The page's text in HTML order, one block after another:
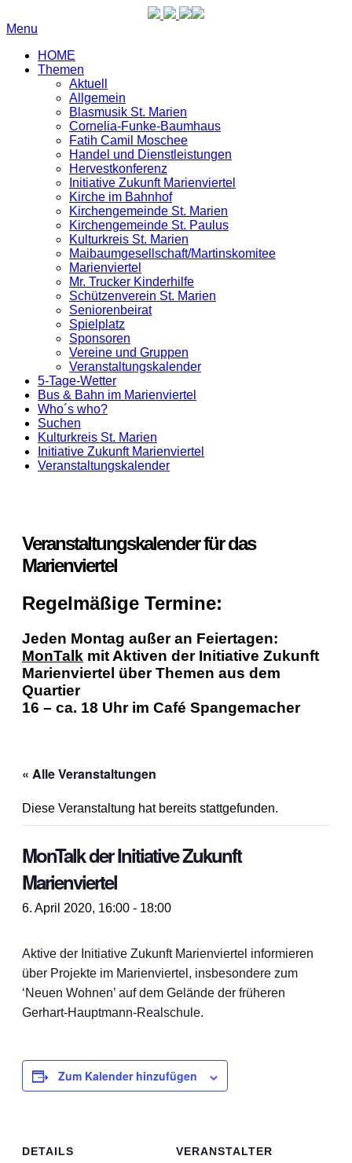
Menu
HOME
Themen
Aktuell
Allgemein
Blasmusik St. Marien
Cornelia-Funke-Baumhaus
Fatih Camil Moschee
Handel und Dienstleistungen
Hervestkonferenz
Initiative Zukunft Marienviertel
Kirche im Bahnhof
Kirchengemeinde St. Marien
Kirchengemeinde St. Paulus
Kulturkreis St. Marien
Maibaumgesellschaft/Martinskomitee
Marienviertel
Mr. Trucker Kinderhilfe
Schützenverein St. Marien
Seniorenbeirat
Spielplatz
Sponsoren
Vereine und Gruppen
Veranstaltungskalender
5-Tage-Wetter
Bus & Bahn im Marienviertel
Who´s who?
Suchen
Kulturkreis St. Marien
Initiative Zukunft Marienviertel
Veranstaltungskalender
Veranstaltungskalender für das
Marienviertel
Regelmäßige Termine:
Jeden Montag außer an Feiertagen:
MonTalk mit Aktiven der Initiative Zukunft
Marienviertel über Themen aus dem
Quartier
16 – ca. 18 Uhr im Café Spangemacher
« Alle Veranstaltungen
Diese Veranstaltung hat bereits stattgefunden.
MonTalk der Initiative Zukunft
Marienviertel
6. April 2020, 16:00 - 18:00
Aktive der Initiative Zukunft Marienviertel informieren
über Projekte im Marienviertel, insbesondere zum
‘Neuen Wohnen’ auf dem Gelände der früheren
Gerhart-Hauptmann-Realschule.
Zum Kalender hinzufügen
DETAILS VERANSTALTER